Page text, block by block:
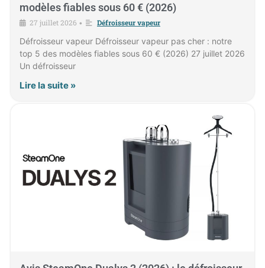
modèles fiables sous 60 € (2026)
27 juillet 2026 • Défroisseur vapeur
Défroisseur vapeur Défroisseur vapeur pas cher : notre
top 5 des modèles fiables sous 60 € (2026) 27 juillet 2026
Un défroisseur
Lire la suite »